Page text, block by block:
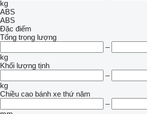
kg
ABS
ABS
Đặc điểm
Tổng trọng lượng
–
kg
Khối lượng tịnh
–
kg
Chiều cao bánh xe thứ năm
–